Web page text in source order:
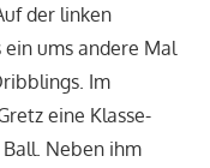
der linken
ums andere Mal
Im
eine Klasse-
Neben ihm